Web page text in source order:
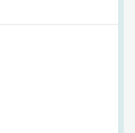
が
から
なく